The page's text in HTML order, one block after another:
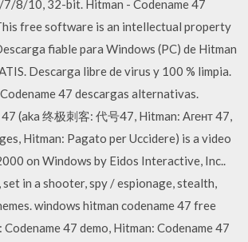
8/10, 32-bit. Hitman - Codename 47
free software is an intellectual property
fiable para Windows (PC) de Hitman
Descarga libre de virus y 100 % limpia.
47 descargas alternativas.
(aka 终极刺客: 代号47, Hitman: Агент 47,
Hitman: Pagato per Uccidere) is a video
on Windows by Eidos Interactive, Inc..
in a shooter, spy / espionage, stealth,
windows hitman codename 47 free
47 demo, Hitman: Codename 47